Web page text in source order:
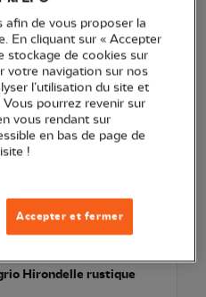
Hirondelle rustique
afin de vous proposer la
En cliquant sur « Accepter
stockage de cookies sur
votre navigation sur nos
l’utilisation du site et
Vous pourrez revenir sur
vous rendant sur
en bas de page de
!
Accepter et fermer